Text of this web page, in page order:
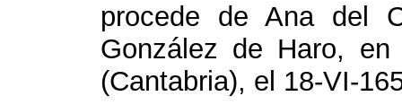
procede de Ana del
González de Haro,
(Cantabria), el 18-VI-